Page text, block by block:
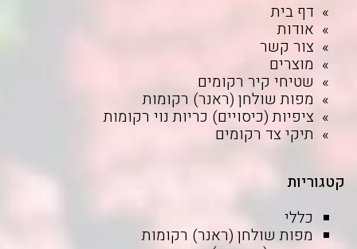
דף בית
אודות
צור קשר
מוצרים
שטיחי קיר רקומים
מפות שולחן (ראנר) רקומות
ציפיות (כיסויים) כריות נוי רקומות
תיקי צד רקומים
קטגוריות
כללי
מפות שולחן (ראנר) רקומות